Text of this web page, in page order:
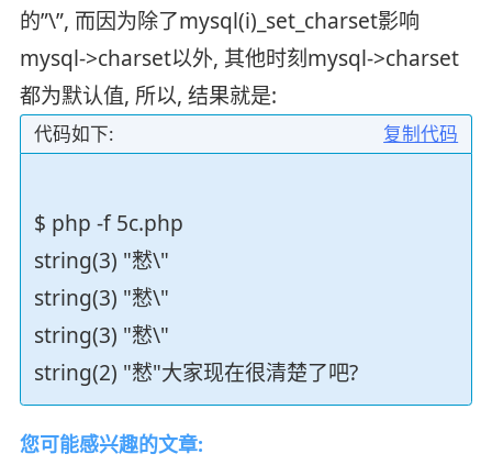
的”\”, 而因为除了mysql(i)_set_charset影响
mysql->charset以外, 其他时刻mysql->charset
都为默认值, 所以, 结果就是:
复制代码
代码如下:
$ php -f 5c.php
string(3) "慭\"
string(3) "慭\"
string(3) "慭\"
string(2) "慭"大家现在很清楚了吧?
您可能感兴趣的文章: